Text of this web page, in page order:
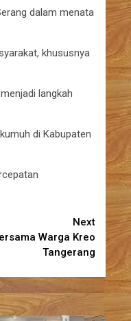
dalam menata
khususnya
langkah
di Kabupaten
Next
Warga Kreo
Tangerang